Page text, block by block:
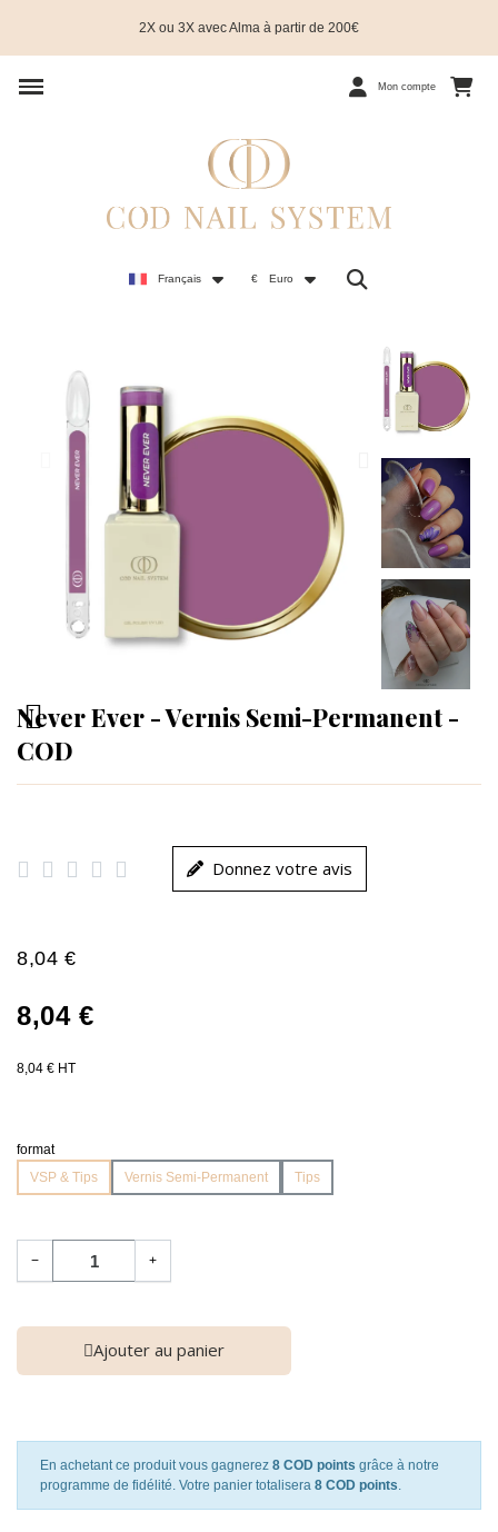
2X ou 3X avec Alma à partir de 200€
Mon compte
Français € Euro
Never Ever - Vernis Semi-Permanent -
COD
     Donnez votre avis
8,04 €
8,04 €
8,04 € HT
format
VSP & Tips
Vernis Semi-Permanent Tips
− +
Ajouter au panier
En achetant ce produit vous gagnerez 8 COD points grâce à notre
programme de fidélité. Votre panier totalisera 8 COD points.